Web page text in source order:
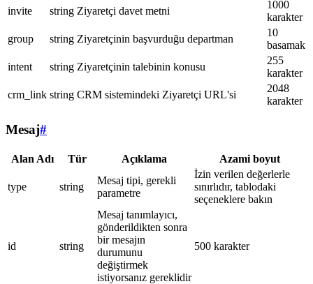
invite
string Ziyaretçi davet metni
1000
karakter
group
string Ziyaretçinin başvurduğu departman
10
basamak
intent
string Ziyaretçinin talebinin konusu
255
karakter
crm_link string CRM sistemindeki Ziyaretçi URL'si
2048
karakter
Mesaj#
Alan Adı Tür Açıklama Azami boyut
type string
Mesaj tipi, gerekli
parametre
İzin verilen değerlerle
sınırlıdır, tablodaki
seçeneklere bakın
id string
Mesaj tanımlayıcı,
gönderildikten sonra
bir mesajın
durumunu
değiştirmek
istiyorsanız gereklidir
500 karakter